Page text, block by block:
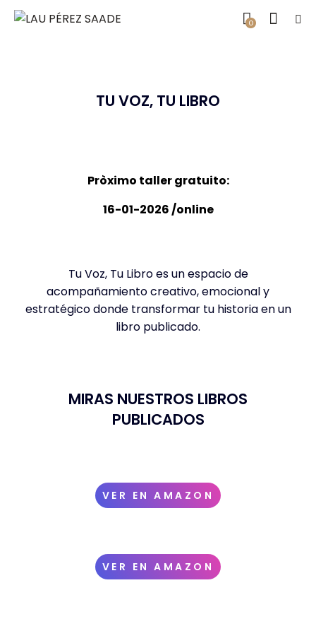
0
TU VOZ, TU LIBRO
Pròximo taller gratuito:
16-01-2026 /online
Tu Voz, Tu Libro es un espacio de
acompañamiento creativo, emocional y
estratégico donde transformar tu historia en un
libro publicado.
MIRAS NUESTROS LIBROS
PUBLICADOS
VER EN AMAZON
VER EN AMAZON